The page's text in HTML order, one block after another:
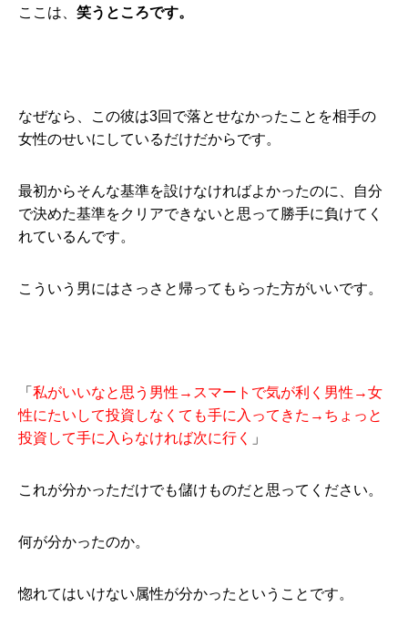
ここは、 笑うところです。
なぜなら、この彼は3回で落とせなかったことを相手の
女性のせいにしているだけだからです。
最初からそんな基準を設けなければよかったのに、自分
で決めた基準をクリアできないと思って勝手に負けてく
れているんです。
こういう男にはさっさと帰ってもらった方がいいです。
「 私がいいなと思う男性→スマートで気が利く男性→女
性にたいして投資しなくても手に入ってきた→ちょっと
投資して手に入らなければ次に行く
」
これが分かっただけでも儲けものだと思ってください。
何が分かったのか。
惚れてはいけない属性が分かったということです。